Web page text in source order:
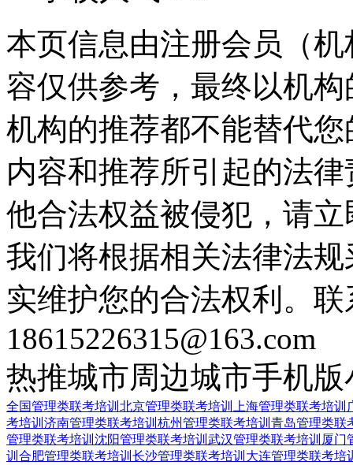
本页信息由注册会员（
容仅供参考，最终以机
机构的推荐都不能替代
内容和推荐所引起的法
他合法权益被侵犯，请
我们将根据相关法律法
实维护您的合法权利。
18615226315@163.com
热推城市周边城市手机版
全国管理类联考培训 北京管理类联考培训 上海管理类联考培训
考培训 济南管理类联考培训 杭州管理类联考培训 青岛管理类联
管理类联考培训 沈阳管理类联考培训 武汉管理类联考培训 厦门
训 合肥管理类联考培训 长沙管理类联考培训 大连管理类联考培